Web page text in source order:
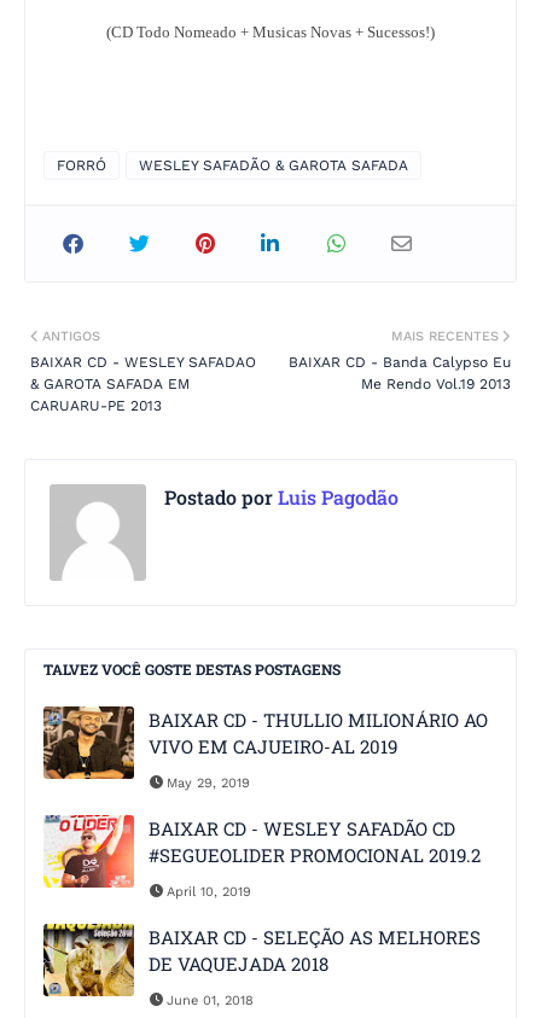
(CD Todo Nomeado + Musicas Novas + Sucessos!)
FORRÓ WESLEY SAFADÃO & GAROTA SAFADA
MAIS RECENTES
BAIXAR CD - Banda Calypso Eu
Me Rendo Vol.19 2013
ANTIGOS
BAIXAR CD - WESLEY SAFADAO
& GAROTA SAFADA EM
CARUARU-PE 2013
Postado porLuis Pagodão
TALVEZ VOCÊ GOSTE DESTAS POSTAGENS
BAIXAR CD - THULLIO MILIONÁRIO AO
VIVO EM CAJUEIRO-AL 2019
May 29, 2019
BAIXAR CD - WESLEY SAFADÃO CD
#SEGUEOLIDER PROMOCIONAL 2019.2
April 10, 2019
BAIXAR CD - SELEÇÃO AS MELHORES
DE VAQUEJADA 2018
June 01, 2018